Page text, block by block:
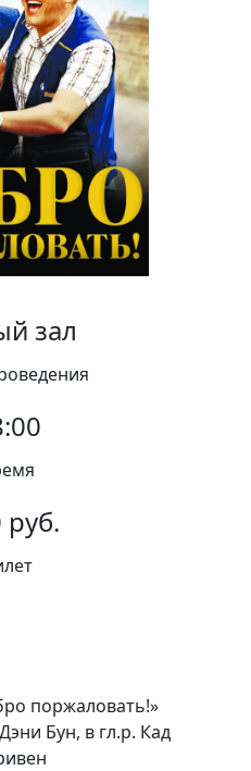
тур
зал
руб.
поржаловать!»
Бун, в гл.р. Кад